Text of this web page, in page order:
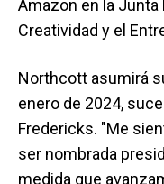
Amazon en la Junta
Creatividad y el
Northcott asumirá
enero de 2024,
Fredericks. "Me
ser nombrada
medida que